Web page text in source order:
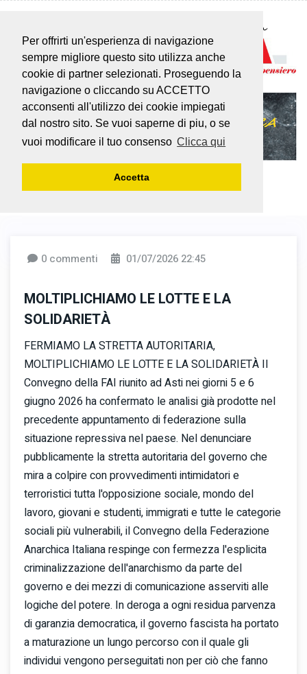
Per offrirti un'esperienza di navigazione
sempre migliore questo sito utilizza anche
cookie di partner selezionati. Proseguendo la
navigazione o cliccando su ACCETTO
acconsenti all'utilizzo dei cookie impiegati
dal nostro sito. Se vuoi saperne di piu, o se
vuoi modificare il tuo consenso Clicca qui
Accetta
0 commenti 01/07/2026 22:45
MOLTIPLICHIAMO LE LOTTE E LA
SOLIDARIETÀ
FERMIAMO LA STRETTA AUTORITARIA,
MOLTIPLICHIAMO LE LOTTE E LA SOLIDARIETÀ Il
Convegno della FAI riunito ad Asti nei giorni 5 e 6
giugno 2026 ha confermato le analisi già prodotte nel
precedente appuntamento di federazione sulla
situazione repressiva nel paese. Nel denunciare
pubblicamente la stretta autoritaria del governo che
mira a colpire con provvedimenti intimidatori e
terroristici tutta l'opposizione sociale, mondo del
lavoro, giovani e studenti, immigrati e tutte le categorie
sociali più vulnerabili, il Convegno della Federazione
Anarchica Italiana respinge con fermezza l'esplicita
criminalizzazione dell'anarchismo da parte del
governo e dei mezzi di comunicazione asserviti alle
logiche del potere. In deroga a ogni residua parvenza
di garanzia democratica, il governo fascista ha portato
a maturazione un lungo percorso con il quale gli
individui vengono perseguitati non per ciò che fanno